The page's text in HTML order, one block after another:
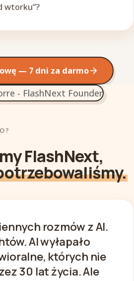
wtorku”?
— 7 dni za darmoarrow_forward
FlashNext,
rozmów z AI.
AI wyłapało
których nie
30 lat życia. Ale